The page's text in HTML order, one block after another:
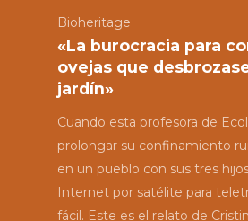
Bioheritage
«La burocracia para
ovejas que
jardín»
Cuando esta profesora de
prolongar su confinamiento
en un pueblo con sus tres
Internet por satélite para
fácil. Este es el relato de